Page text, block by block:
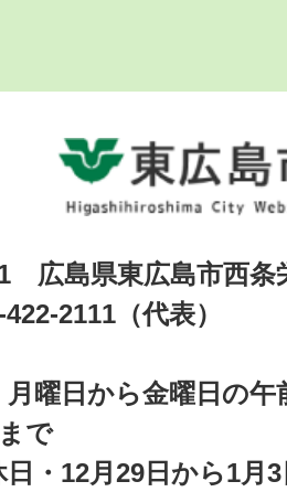
広島県東広島市西
2111（代表）
月曜日から金曜日の午
で
日・12月29日から1月